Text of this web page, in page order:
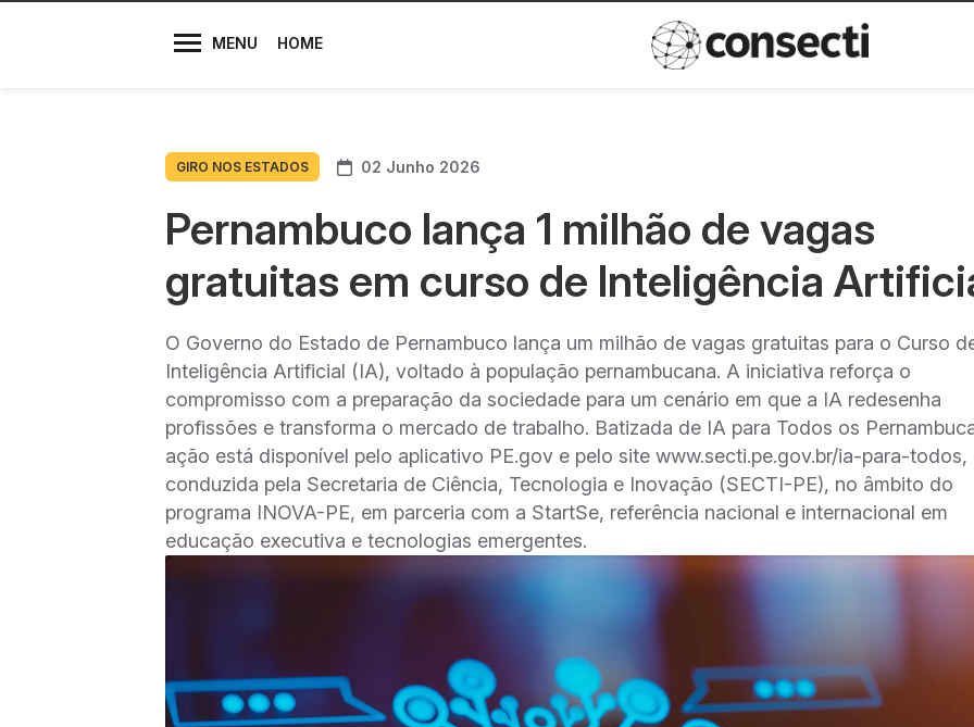
MENU HOME
Diretores
Política de
GIRO NOS ESTADOS 02 Junho 2026
Pernambuco lança 1 milhão de vagas
gratuitas em curso de Inteligência
O Governo do Estado de Pernambuco lança um milhão de vagas gratuitas para o Curso
Inteligência Artificial (IA), voltado à população pernambucana. A iniciativa reforça o
compromisso com a preparação da sociedade para um cenário em que a IA redesenha
profissões e transforma o mercado de trabalho. Batizada de IA para Todos os
ação está disponível pelo aplicativo PE.gov e pelo site www.secti.pe.gov.br/ia-para-todos,
conduzida pela Secretaria de Ciência, Tecnologia e Inovação (SECTI-PE), no âmbito do
programa INOVA-PE, em parceria com a StartSe, referência nacional e internacional em
educação executiva e tecnologias emergentes.